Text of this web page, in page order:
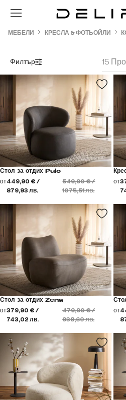
Преминете към основното
МЕБЕЛИ КРЕСЛА & ФОТЬОЙЛИ
Филтър 15
Стол за отдих Pulo
от449,90 € /
879,93 лв.
549,90 € /
1075,51 лв.
от
Стол за отдих Zena
от379,90 € /
743,02 лв.
479,90 € /
938,60 лв.
от